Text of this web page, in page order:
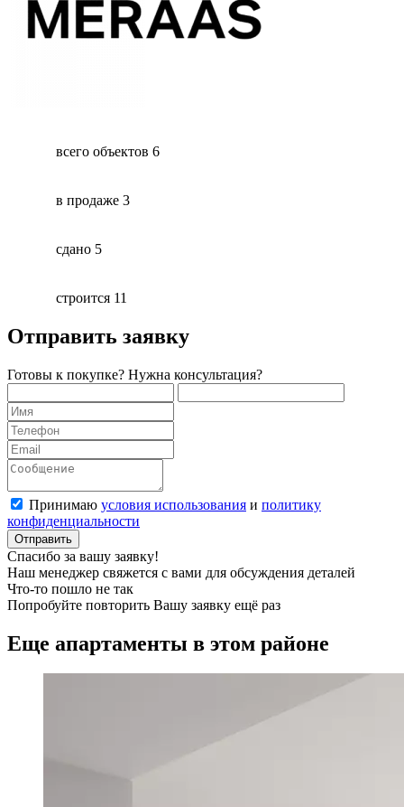
всего объектов 6
в продаже 3
сдано 5
строится 11
Отправить заявку
Готовы к покупке? Нужна консультация?
Принимаю условия использования и политику
конфиденциальности
Отправить
Спасибо за вашу заявку!
Наш менеджер свяжется с вами для обсуждения деталей
Что-то пошло не так
Попробуйте повторить Вашу заявку ещё раз
Еще апартаменты в этом районе